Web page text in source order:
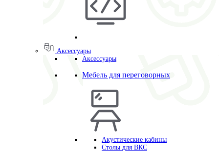
Аксессуары
Аксессуары
Мебель для переговорных
Акустические кабины
Столы для ВКС